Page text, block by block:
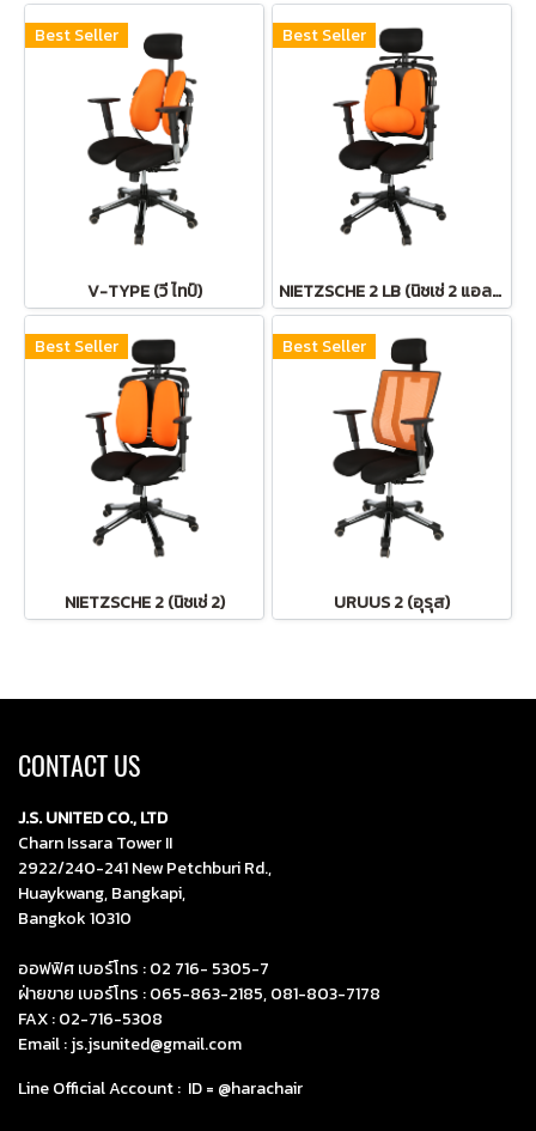
Best Seller
V-TYPE (วี ไทป์)
Best Seller
NIETZSCHE 2 LB (นิชเช่ 2 แอลบี)
Best Seller
NIETZSCHE 2 (นิชเช่ 2)
Best Seller
URUUS 2 (อุรุส)
CONTACT US
J.S. UNITED CO., LTD
Charn Issara Tower II
2922/240-241 New Petchburi Rd.,
Huaykwang, Bangkapi,
Bangkok 10310
ออฟฟิศ เบอร์โทร :02 716- 5305-7
ฝ่ายขาย เบอร์โทร :065-863-2185,081-803-7178
FAX : 02-716-5308
Email :js.jsunited@gmail.com
Line Official Account : ID = @harachair